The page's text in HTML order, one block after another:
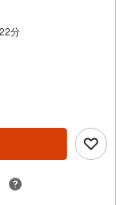
分